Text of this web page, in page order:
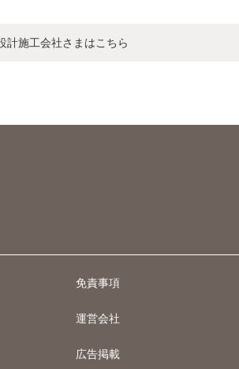
計施工会社さまはこちら
免責事項
運営会社
広告掲載